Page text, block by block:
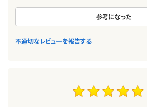
参考になった
不適切なレビューを報告する